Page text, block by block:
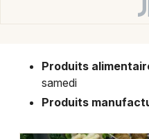
Concerts
Nice
Paris
Produits
samedi
Produits